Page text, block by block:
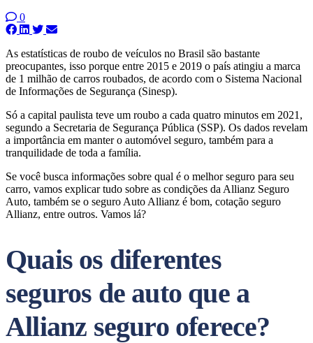
0
As estatísticas de roubo de veículos no Brasil são bastante
preocupantes, isso porque entre 2015 e 2019 o país atingiu a marca
de 1 milhão de carros roubados, de acordo com o Sistema Nacional
de Informações de Segurança (Sinesp).
Só a capital paulista teve um roubo a cada quatro minutos em 2021,
segundo a Secretaria de Segurança Pública (SSP). Os dados revelam
a importância em manter o automóvel seguro, também para a
tranquilidade de toda a família.
Se você busca informações sobre qual é o melhor seguro para seu
carro, vamos explicar tudo sobre as condições da Allianz Seguro
Auto, também se o seguro Auto Allianz é bom, cotação seguro
Allianz, entre outros. Vamos lá?
Quais os diferentes
seguros de auto que a
Allianz seguro oferece?